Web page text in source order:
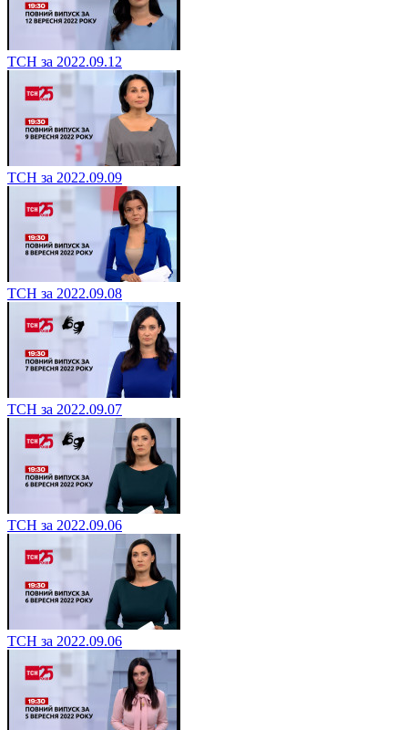
ТСН за 2022.09.12
ТСН за 2022.09.09
ТСН за 2022.09.08
ТСН за 2022.09.07
ТСН за 2022.09.06
ТСН за 2022.09.06